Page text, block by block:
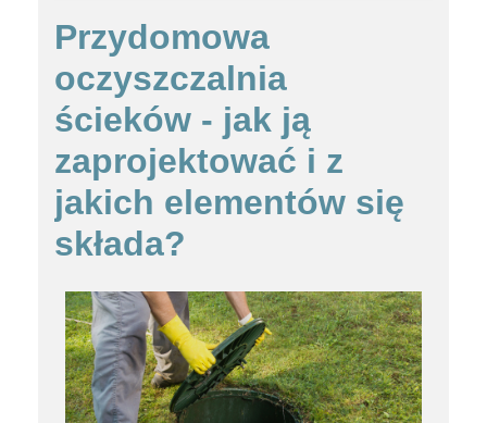
Przydomowa
oczyszczalnia
ścieków - jak ją
zaprojektować i z
jakich elementów się
składa?